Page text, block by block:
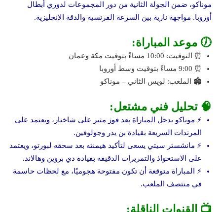
موناكو، ضمن الجولة الثانية من دور المجموعات لدوري أبطال
أوروبا. مواجهة نارية بين السرعة الفرنسية والدقة الإنجليزية.
🕖 موعد المباراة:
⏰ التوقيت: 10:00 مساءً بتوقيت مكة وعمان
⏰ 9:00 مساءً بتوقيت وسط أوروبا
🏟️ الملعب: لويس الثاني – موناكو
🧠 تحليل فني مشتعل:
⚡ موناكو يدخل المباراة بعد فوز مثير على شاختار، ويعتمد على
المرتدات السريعة بقيادة بن يدر وجولوفين.
⚡ مانشستر سيتي يسعى لتأكيد هيمنته بعد سحقه لبورتو، ويعتمد
على الاستحواذ والتمريرات الدقيقة بقيادة دي بروين وهالاند.
⚡ المباراة متوقعة أن تكون مفتوحة هجوميًا، مع لحظات حاسمة
في منتصف الملعب.
📺 القنوات الناقلة: